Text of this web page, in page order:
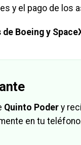
y el pago de los
Boeing y
Quinto Poder y
en tu